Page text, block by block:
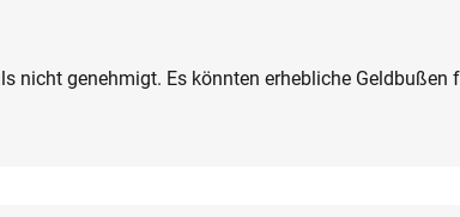
nicht genehmigt. Es könnten erhebliche Geldbußen